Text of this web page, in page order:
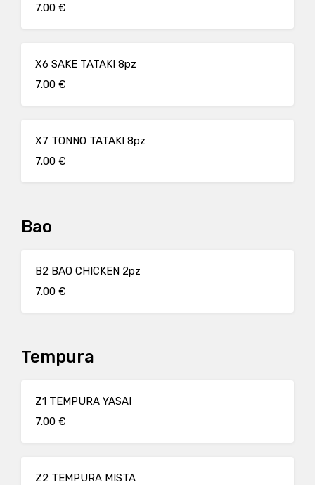
7.00 €
X6 SAKE TATAKI 8pz
7.00 €
X7 TONNO TATAKI 8pz
7.00 €
Bao
B2 BAO CHICKEN 2pz
7.00 €
Tempura
Z1 TEMPURA YASAI
7.00 €
Z2 TEMPURA MISTA